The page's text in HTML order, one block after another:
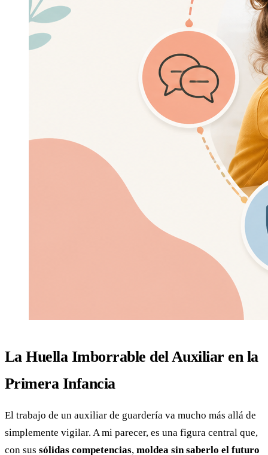
La Huella Imborrable del Auxiliar en la
Primera Infancia
El trabajo de un auxiliar de guardería va mucho más allá de
simplemente vigilar. A mi parecer, es una figura central que,
con sus sólidas competencias, moldea sin saberlo el futuro